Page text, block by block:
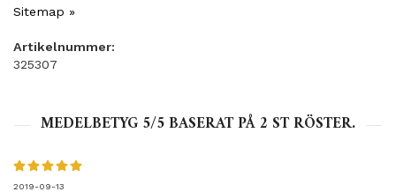
Sitemap »
Artikelnummer:
325307
MEDELBETYG 5/5 BASERAT PÅ2 ST RÖSTER.
2019-09-13